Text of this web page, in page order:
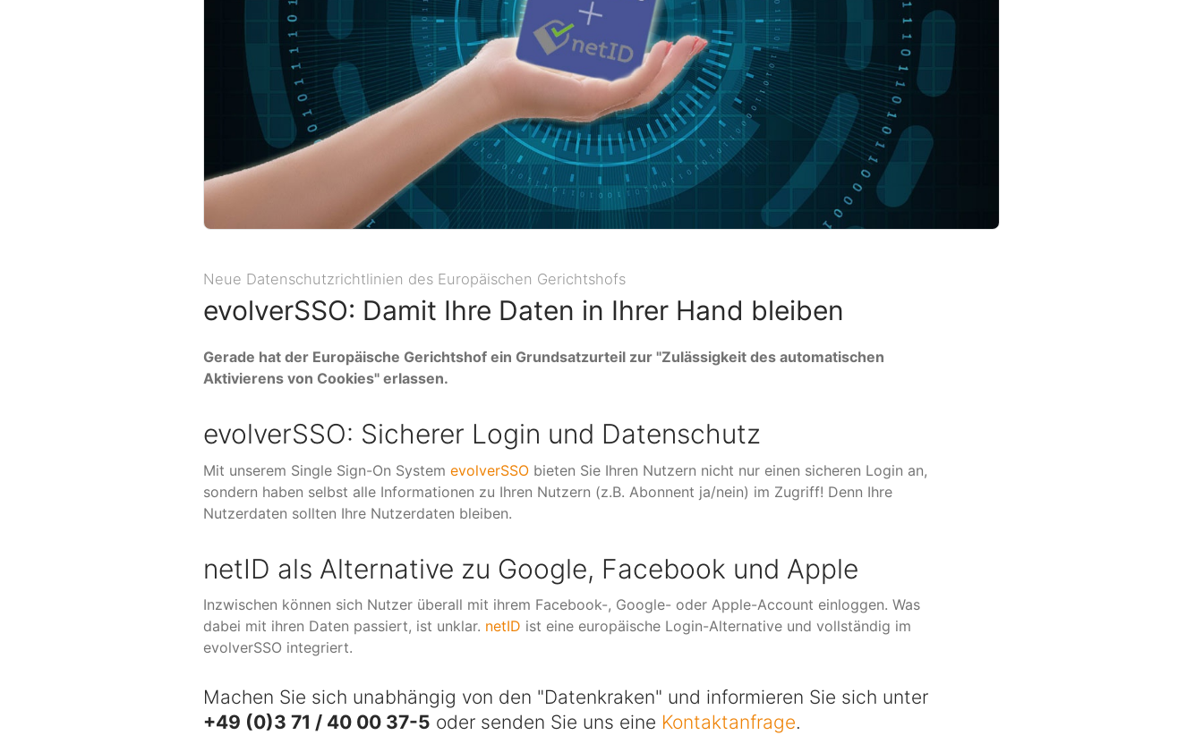
Neue Datenschutzrichtlinien des Europäischen Gerichtshofs
evolverSSO: Damit Ihre Daten in Ihrer Hand bleiben
Gerade hat der Europäische Gerichtshof ein Grundsatzurteil zur "Zulässigkeit des automatischen
Aktivierens von Cookies" erlassen.
evolverSSO: Sicherer Login und Datenschutz
Mit unserem Single Sign-On System evolverSSO bieten Sie Ihren Nutzern nicht nur einen sicheren Login an,
sondern haben selbst alle Informationen zu Ihren Nutzern (z.B. Abonnent ja/nein) im Zugriff! Denn Ihre
Nutzerdaten sollten Ihre Nutzerdaten bleiben.
netID als Alternative zu Google, Facebook und Apple
Inzwischen können sich Nutzer überall mit ihrem Facebook-, Google- oder Apple-Account einloggen. Was
dabei mit ihren Daten passiert, ist unklar. netID ist eine europäische Login-Alternative und vollständig im
evolverSSO integriert.
Machen Sie sich unabhängig von den "Datenkraken" und informieren Sie sich unter
+49 (0)3 71 / 40 00 37-5 oder senden Sie uns eine Kontaktanfrage.